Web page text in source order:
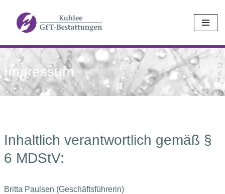
Zum
springen
Impressum
Inhaltlich verantwortlich gemäß §
6 MDStV:
Britta Paulsen (Geschäftsführerin)